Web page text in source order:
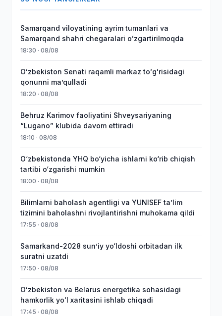
Samarqand viloyatining ayrim tumanlari va
Samarqand shahri chegaralari oʻzgartirilmoqda
18:30 · 08/08
Oʻzbekiston Senati raqamli markaz toʻgʻrisidagi
qonunni maʼqulladi
18:20 · 08/08
Behruz Karimov faoliyatini Shveysariyaning
“Lugano” klubida davom ettiradi
18:10 · 08/08
O‘zbekistonda YHQ bo‘yicha ishlarni ko‘rib chiqish
tartibi o‘zgarishi mumkin
18:00 · 08/08
Bilimlarni baholash agentligi va YUNISEF taʼlim
tizimini baholashni rivojlantirishni muhokama qildi
17:55 · 08/08
Samarkand-2028 sunʼiy yo‘ldoshi orbitadan ilk
suratni uzatdi
17:50 · 08/08
Oʻzbekiston va Belarus energetika sohasidagi
hamkorlik yoʻl xaritasini ishlab chiqadi
17:45 · 08/08